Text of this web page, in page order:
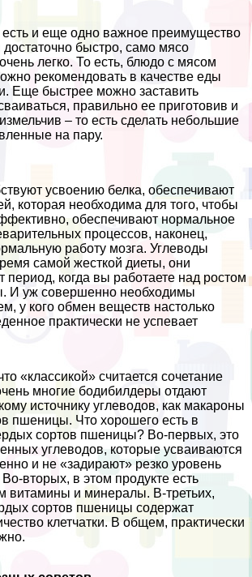
есть и еще одно важное преимущество
достаточно быстро, само мясо
легко. То есть, блюдо с мясом
рекомендовать в качестве еды
Еще быстрее можно заставить
правильно ее приготовив и
– то есть сделать небольшие
на пару.
усвоению белка, обеспечивают
которая необходима для того, чтобы
обеспечивают нормальное
процессов, наконец,
работу мозга. Углеводы
самой жесткой диеты, они
период, когда вы работаете над ростом
И уж совершенно необходимы
у кого обмен веществ настолько
пpaктически не успевает
«классикой» считается сочетание
многие бодибилдеры отдают
источнику углеводов, как макароны
пшеницы. Что хорошего есть в
сортов пшеницы? Во-первых, это
углеводов, которые усваиваются
и не «задирают» резко уровень
вторых, в этом продукте есть
витамины и минералы. В-третьих,
сортов пшеницы содержат
клетчатки. В общем, пpaктически